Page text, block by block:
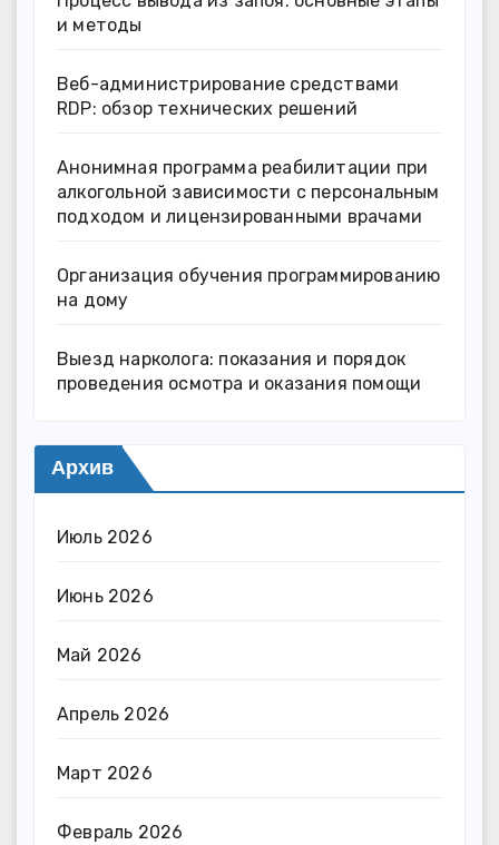
и методы
Веб-администрирование средствами
RDP: обзор технических решений
Анонимная программа реабилитации при
алкогольной зависимости с персональным
подходом и лицензированными врачами
Организация обучения программированию
на дому
Выезд нарколога: показания и порядок
проведения осмотра и оказания помощи
Архив
Июль 2026
Июнь 2026
Май 2026
Апрель 2026
Март 2026
Февраль 2026